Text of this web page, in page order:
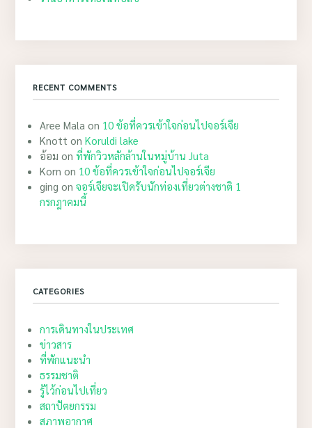
RECENT COMMENTS
Aree Mala on 10 ข้อที่ควรเข้าใจก่อนไปจอร์เจีย
Knott onKoruldi lake
อ้อม onที่พักวิวหลักล้านในหมู่บ้าน Juta
Korn on 10 ข้อที่ควรเข้าใจก่อนไปจอร์เจีย
ging onจอร์เจียจะเปิดรับนักท่องเที่ยวต่างชาติ 1
กรกฎาคมนี้
CATEGORIES
การเดินทางในประเทศ
ข่าวสาร
ที่พักแนะนำ
ธรรมชาติ
รู้ไว้ก่อนไปเที่ยว
สถาปัตยกรรม
สภาพอากาศ